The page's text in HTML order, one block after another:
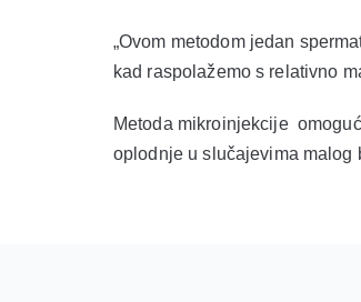
„Ovom metodom jedan
kad raspolažemo s relativno
Metoda mikroinjekcije
oplodnje u slučajevima malog